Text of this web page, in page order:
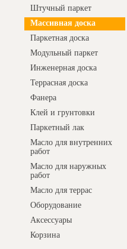
Штучный паркет
Массивная доска
Паркетная доска
Модульный паркет
Инженерная доска
Террасная доска
Фанера
Клей и грунтовки
Паркетный лак
Масло для внутренних
работ
Масло для наружных
работ
Масло для террас
Оборудование
Аксессуары
Корзина